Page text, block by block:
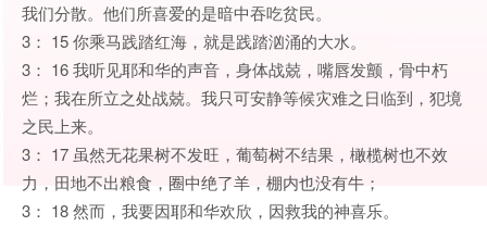
我们分散。他们所喜爱的是暗中吞吃贫民。
3： 15 你乘马践踏红海，就是践踏汹涌的大水。
3： 16 我听见耶和华的声音，身体战兢，嘴唇发颤，骨中朽
烂；我在所立之处战兢。我只可安静等候灾难之日临到，犯境
之民上来。
3： 17 虽然无花果树不发旺，葡萄树不结果，橄榄树也不效
力，田地不出粮食，圈中绝了羊，棚内也没有牛；
3： 18 然而，我要因耶和华欢欣，因救我的神喜乐。